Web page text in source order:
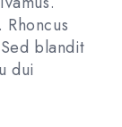
blandit
dui